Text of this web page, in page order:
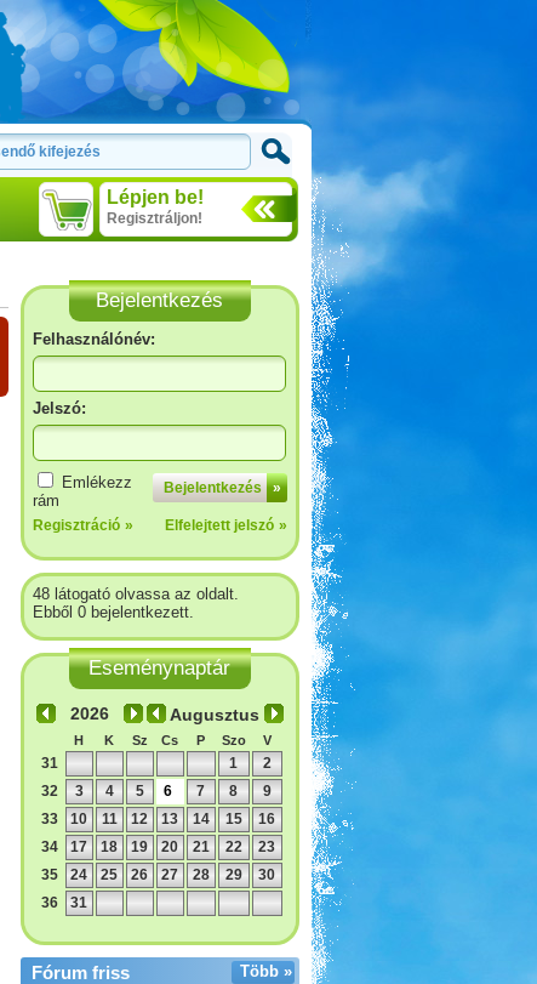
Lépjen be!
Regisztráljon!
Bejelentkezés
Felhasználónév:
Jelszó:
Bejelentkezés »
Emlékezz
rám
Regisztráció » Elfelejtett jelszó »
48 látogató olvassa az oldalt.
Ebből 0 bejelentkezett.
Eseménynaptár
Augusztus
H K Sz Cs P Szo V
31 1
2
32
3 4 5 6 7 8
9
33
10 11 12 13 14 15
16
34
17 18 19 20 21 22
23
35
24 25 26 27 28 29
30
36
31
Több »
Fórum friss